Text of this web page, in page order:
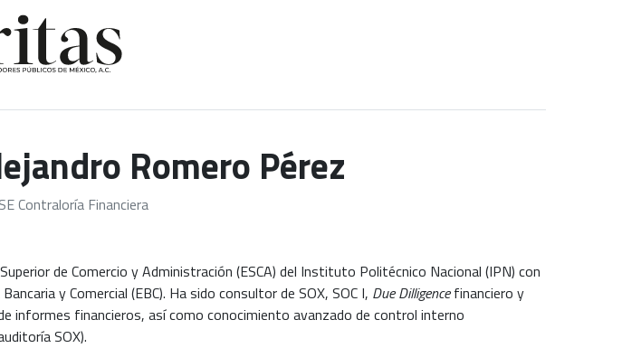
Romero Pérez
Contraloría Financiera
de Comercio y Administración (ESCA) del Instituto Politécnico Nacional (IPN) con
y Comercial (EBC). Ha sido consultor de SOX, SOC I, Due Dilligencefinanciero y
informes financieros, así como conocimiento avanzado de control interno
SOX).